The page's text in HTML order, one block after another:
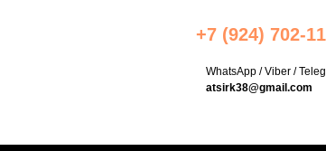
WhatsApp /Viber /
atsirk38@gmail.com
+7 (924) 702 -